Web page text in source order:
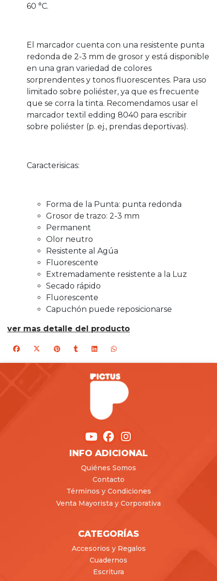
60 °C.
El marcador cuenta con una resistente punta
redonda de 2-3 mm de grosor y está disponible
en una gran variedad de colores
sorprendentes y tonos fluorescentes. Para uso
limitado sobre poliéster, ya que es frecuente
que se corra la tinta. Recomendamos usar el
marcador textil edding 8040 para escribir
sobre poliéster (p. ej., prendas deportivas).
Caracterisicas:
Forma de la Punta: punta redonda
Grosor de trazo: 2-3 mm
Permanent
Olor neutro
Resistente al Agúa
Fluorescente
Extremadamente resistente a la Luz
Secado rápido
Fluorescente
Capuchón puede reposicionarse
ver mas detalle del producto
INFO ADICIONAL
Quiénes Somos
Contacto
Términos y Condiciones
Venta Mayorista y Corporativa
CATEGORÍAS
Accesorios y Regalos
Cuadernos
Escritura